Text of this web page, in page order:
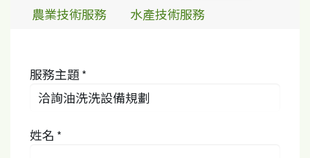
農業技術服務
水產技術服務
服務主題 *
姓名 *